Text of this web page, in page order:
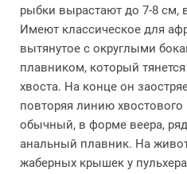
рыбки вырастают до 7-8 см,
Имеют классическое для
вытянутое с округлыми
плавником, который
хвоста. На конце он
повторяя линию
обычный, в форме веера,
анальный плавник. На
жаберных крышек у